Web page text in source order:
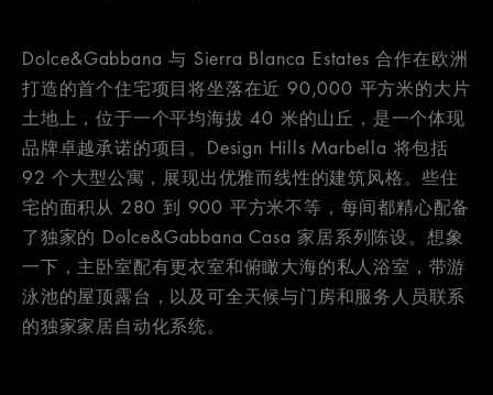
Dolce&Gabbana 与 Sierra Blanca Estates 合作在欧洲
打造的首个住宅项目将坐落在近 90,000 平方米的大片
土地上，位于一个平均海拔 40 米的山丘，是一个体现
品牌卓越承诺的项目。Design Hills Marbella 将包括
92 个大型公寓，展现出优雅而线性的建筑风格。些住
宅的面积从 280 到 900 平方米不等，每间都精心配备
了独家的 Dolce&Gabbana Casa 家居系列陈设。想象
一下，主卧室配有更衣室和俯瞰大海的私人浴室，带游
泳池的屋顶露台，以及可全天候与门房和服务人员联系
的独家家居自动化系统。